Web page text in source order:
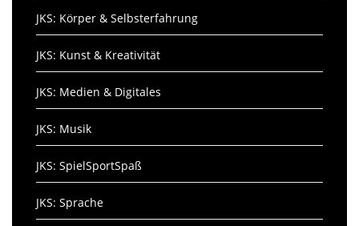
JKS: Körper & Selbsterfahrung
JKS: Kunst & Kreativität
JKS: Medien & Digitales
JKS: Musik
JKS: SpielSportSpaß
JKS: Sprache